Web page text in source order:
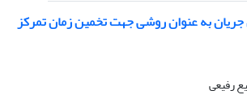
به عنوان روشی جهت تخمین زمان تمرکز
رفیعی